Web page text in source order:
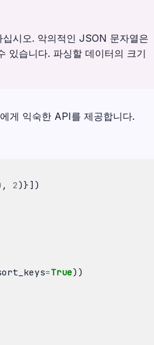
시오. 악의적인 JSON 문자열은
있습니다. 파싱할 데이터의 크기
게 익숙한 API를 제공합니다.
, 2)}])
=True))